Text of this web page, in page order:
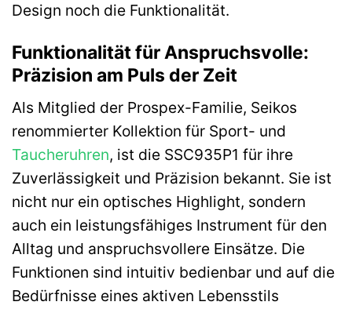
Design noch die Funktionalität.
Funktionalität für Anspruchsvolle:
Präzision am Puls der Zeit
Als Mitglied der Prospex-Familie, Seikos
renommierter Kollektion für Sport- und
Taucheruhren, ist die SSC935P1 für ihre
Zuverlässigkeit und Präzision bekannt. Sie ist
nicht nur ein optisches Highlight, sondern
auch ein leistungsfähiges Instrument für den
Alltag und anspruchsvollere Einsätze. Die
Funktionen sind intuitiv bedienbar und auf die
Bedürfnisse eines aktiven Lebensstils